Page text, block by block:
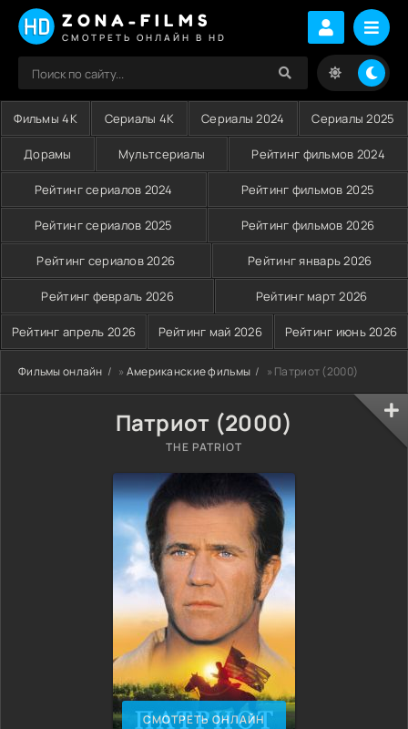
ZONA-FILMS
СМОТРЕТЬ ОНЛАЙН В HD
Фильмы 4K Сериалы 4K Сериалы 2024 Сериалы 2025
Дорамы Мультсериалы Рейтинг фильмов 2024
Рейтинг сериалов 2024 Рейтинг фильмов 2025
Рейтинг сериалов 2025 Рейтинг фильмов 2026
Рейтинг сериалов 2026 Рейтинг январь 2026
Рейтинг февраль 2026 Рейтинг март 2026
Рейтинг апрель 2026 Рейтинг май 2026 Рейтинг июнь 2026
Фильмы онлайн » Американские фильмы » Патриот (2000)
Патриот (2000)
THE PATRIOT
СМОТРЕТЬ ОНЛАЙН